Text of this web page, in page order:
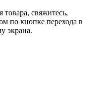
свяжитесь,
по кнопке перехода в
экрана.